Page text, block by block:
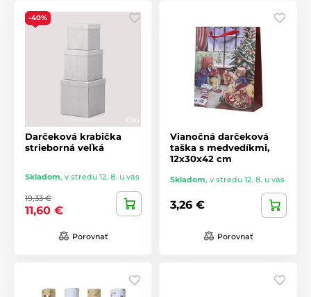
-40%
Darčeková krabička
strieborná veľká
Skladom, v stredu 12. 8. u vás
19,33 €
11,60 €
Porovnať
Vianočná darčeková
taška s medvedíkmi,
12x30x42 cm
Skladom, v stredu 12. 8. u vás
3,26 €
Porovnať